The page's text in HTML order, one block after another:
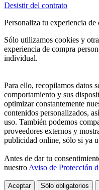
Desistir del contrato
Personaliza tu experiencia de
Sólo utilizamos cookies y
experiencia de compra
individual.
Para ello, recopilamos datos
comportamiento y sus
optimizar constantemente
contenidos personalizados,
uso. También podemos
proveedores externos y
publicidad online, sólo si ya
Antes de dar tu
nuestro Aviso de Protección
Aceptar Sólo obligatorios